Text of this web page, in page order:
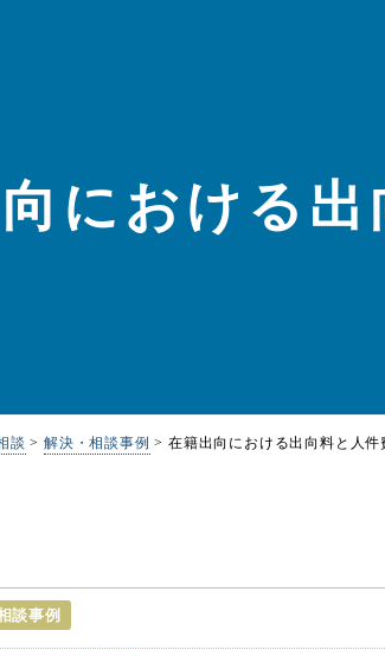
における
談 >解決・相談事例 >在籍出向における出向料と人件
談事例